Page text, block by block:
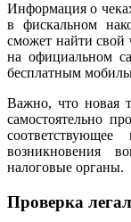
Информация о
в фискальном
сможет найти свой
на официальном
бесплатным
Важно, что новая
самостоятельно
возникновения
налоговые органы.
Проверка